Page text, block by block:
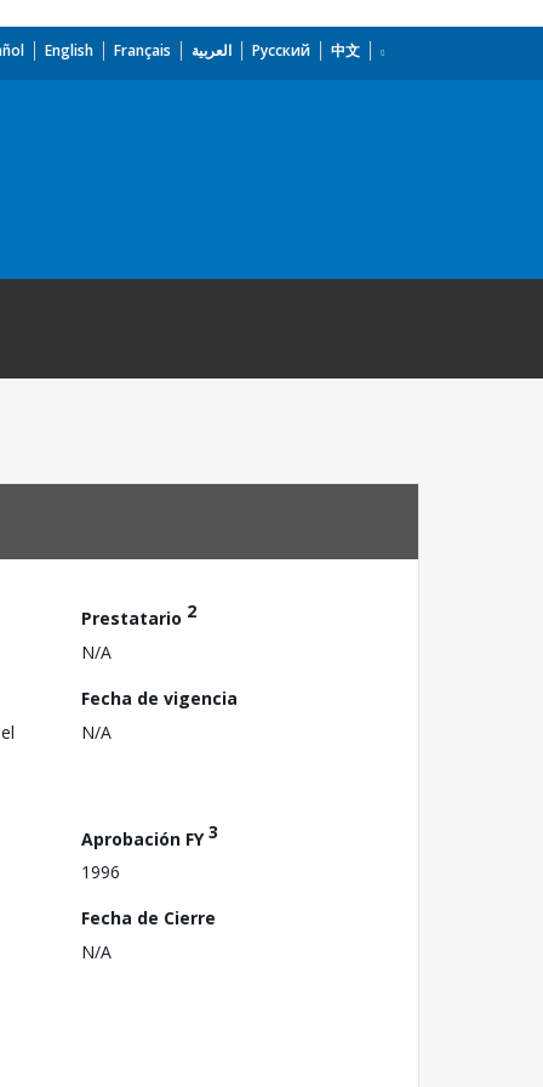
English Français العربية Русский 中文
Prestatario 2
N/A
Fecha de vigencia
N/A
Aprobación FY3
1996
Fecha de Cierre
N/A